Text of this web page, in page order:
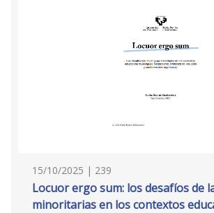
15/10/2025 | 239
Locuor ergo sum: los desafíos de
minoritarias en los contextos